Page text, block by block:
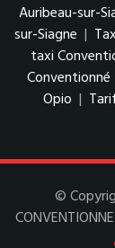
Auribeau-sur-
sur-Siagne |
taxi
Opio |
©